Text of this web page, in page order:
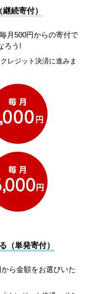
続寄付）
月500円からの寄付で
ろう!
レジット決済に進みま
（単発寄付）
ら金額をお選びいた